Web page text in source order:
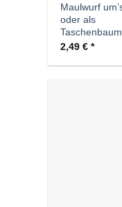
Maulwurf
oder als
2,49 €